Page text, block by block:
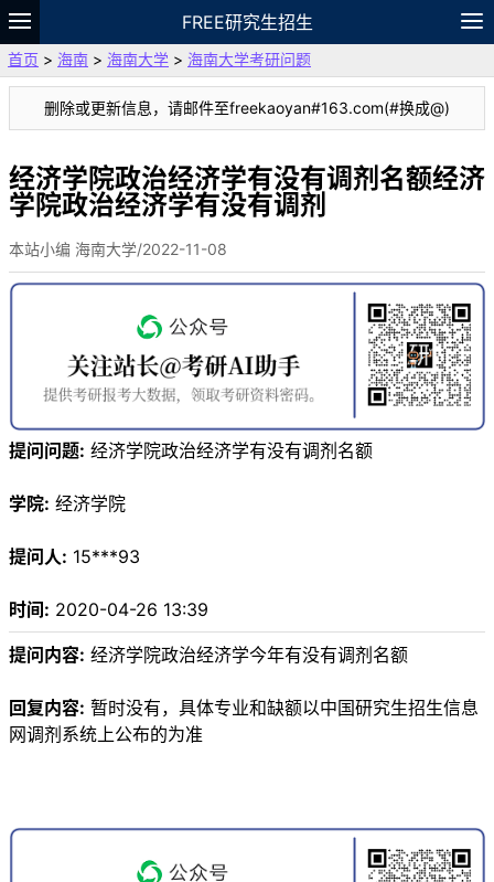
FREE研究生招生
题库
故事 专题 APP 笔记
VIP
资料
首页 > 海南 > 海南大学 > 海南大学考研问题
删除或更新信息，请邮件至freekaoyan#163.com(#换成@)
经济学院政治经济学有没有调剂名额经济
学院政治经济学有没有调剂
本站小编 海南大学/2022-11-08
提问问题: 经济学院政治经济学有没有调剂名额
学院: 经济学院
提问人: 15***93
时间: 2020-04-26 13:39
提问内容: 经济学院政治经济学今年有没有调剂名额
回复内容: 暂时没有，具体专业和缺额以中国研究生招生信息
网调剂系统上公布的为准